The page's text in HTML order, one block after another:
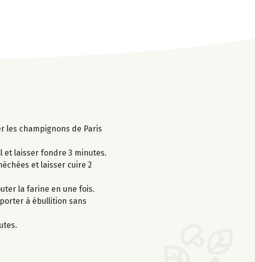
les champignons de Paris
et laisser fondre 3 minutes.
et laisser cuire 2
la farine en une fois.
à ébullition sans